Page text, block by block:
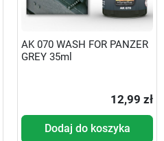
AK 070 WASH FOR PANZER
GREY 35ml
12,99 zł
Dodaj do koszyka